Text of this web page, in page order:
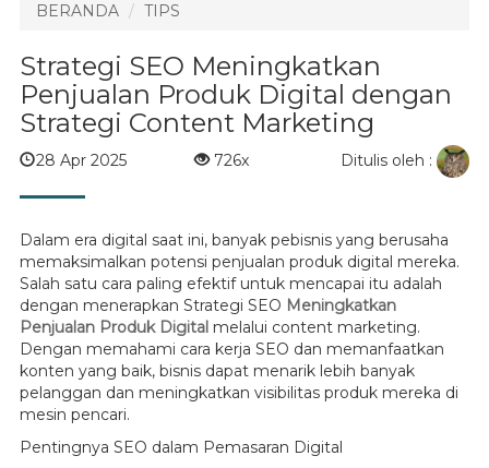
BERANDA TIPS
Strategi SEO Meningkatkan
Penjualan Produk Digital dengan
Strategi Content Marketing
28 Apr 2025 726x Ditulis oleh :
Dalam era digital saat ini, banyak pebisnis yang berusaha
memaksimalkan potensi penjualan produk digital mereka.
Salah satu cara paling efektif untuk mencapai itu adalah
dengan menerapkan Strategi SEO Meningkatkan
Penjualan Produk Digitalmelalui content marketing.
Dengan memahami cara kerja SEO dan memanfaatkan
konten yang baik, bisnis dapat menarik lebih banyak
pelanggan dan meningkatkan visibilitas produk mereka di
mesin pencari.
Pentingnya SEO dalam Pemasaran Digital